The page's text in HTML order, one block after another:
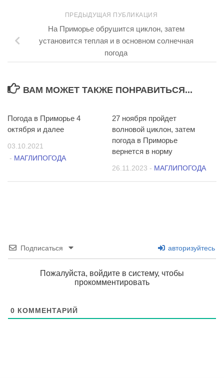
ПРЕДЫДУЩАЯ ПУБЛИКАЦИЯ
На Приморье обрушится циклон, затем
установится теплая и в основном солнечная
погода
ВАМ МОЖЕТ ТАКЖЕ ПОНРАВИТЬСЯ...
Погода в Приморье 4
октября и далее
03.10.2021
- МАГЛИПОГОДА
27 ноября пройдет
волновой циклон, затем
погода в Приморье
вернется в норму
26.11.2023 - МАГЛИПОГОДА
Подписаться авторизуйтесь
Пожалуйста, войдите в систему, чтобы
прокомментировать
0 КОММЕНТАРИЙ